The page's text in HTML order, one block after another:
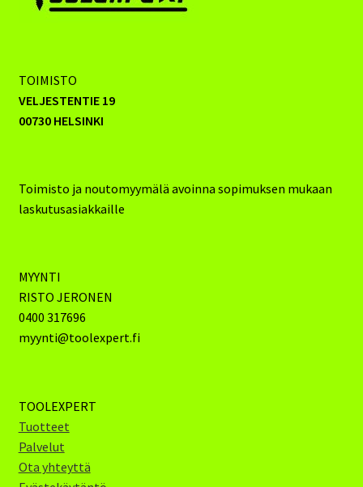
TOIMISTO
VELJESTENTIE 19
00730 HELSINKI
Toimisto ja noutomyymälä avoinna sopimuksen mukaan
laskutusasiakkaille
MYYNTI
RISTO JERONEN
0400 317696
myynti@toolexpert.fi
TOOLEXPERT
Tuotteet
Palvelut
Ota yhteyttä